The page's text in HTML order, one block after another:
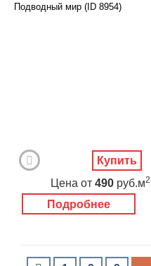
Подводный мир (ID 8954)
Подробнее
Цена от 490 руб.м2
Купить